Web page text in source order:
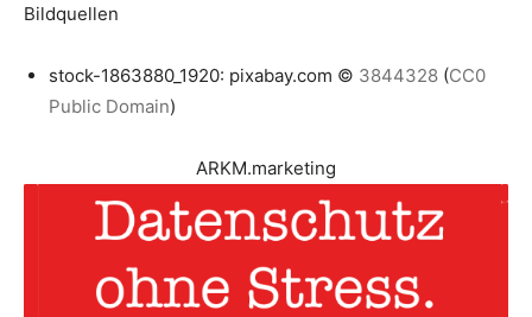
Bildquellen
stock-1863880_1920: pixabay.com © 3844328 (CC0
Public Domain)
ARKM.marketing